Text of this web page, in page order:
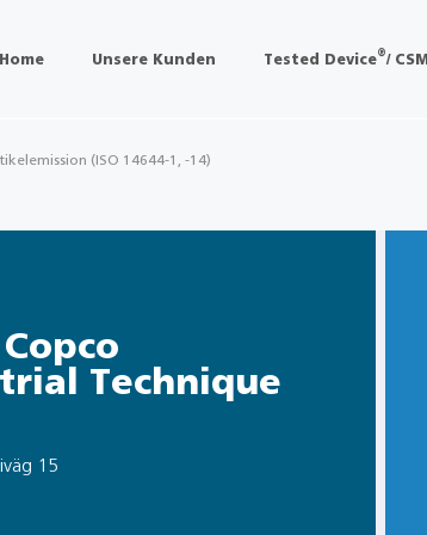
Home Unsere Kunden Tested Device®/ CSM
(ISO 14644-1, -14)
Technique
15